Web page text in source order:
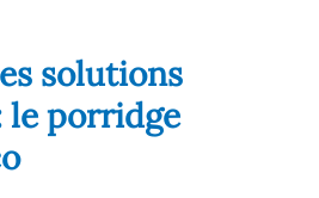
solutions
le porridge